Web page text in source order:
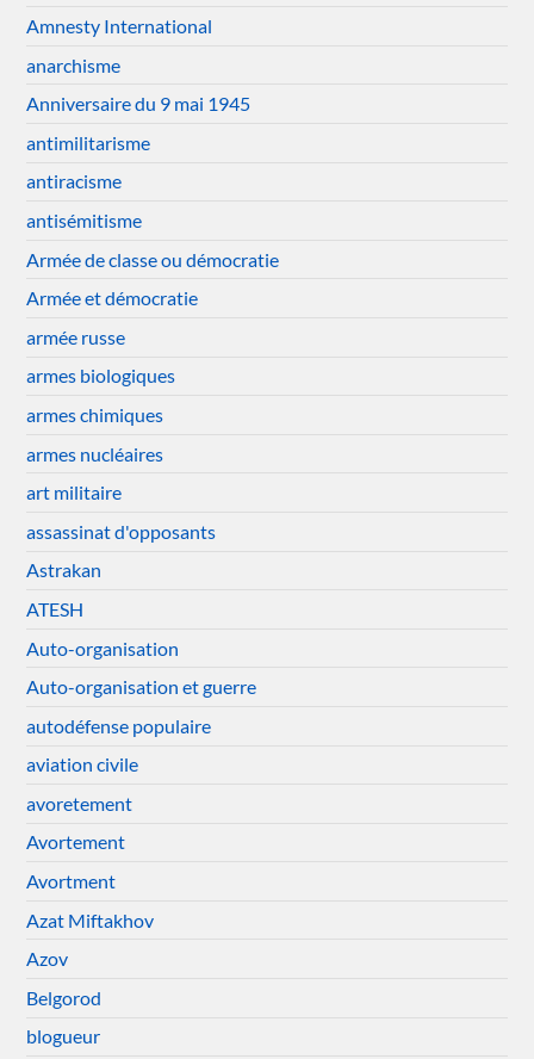
Amnesty International
anarchisme
Anniversaire du 9 mai 1945
antimilitarisme
antiracisme
antisémitisme
Armée de classe ou démocratie
Armée et démocratie
armée russe
armes biologiques
armes chimiques
armes nucléaires
art militaire
assassinat d'opposants
Astrakan
ATESH
Auto-organisation
Auto-organisation et guerre
autodéfense populaire
aviation civile
avoretement
Avortement
Avortment
Azat Miftakhov
Azov
Belgorod
blogueur